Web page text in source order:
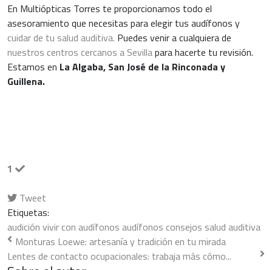
En Multiópticas Torres te proporcionamos todo el
asesoramiento que necesitas para elegir tus audífonos y
cuidar de tu salud auditiva. Puedes venir a cualquiera de
nuestros centros cercanos a Sevillapara hacerte tu revisión.
Estamos en La Algaba, San José de la Rinconada y
Guillena.
1
Tweet
pinterest
Etiquetas:
audición vivir con audífonos audífonos consejos salud auditiva
Monturas Loewe: artesanía y tradición en tu mirada
Lentes de contacto ocupacionales: trabaja más cómo...